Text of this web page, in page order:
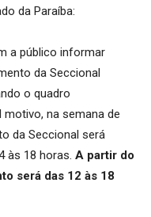
da Paraíba:
a público informar
da Seccional
o quadro
na semana de
da Seccional será
às 18 horas. A partir do
será das 12 às 18